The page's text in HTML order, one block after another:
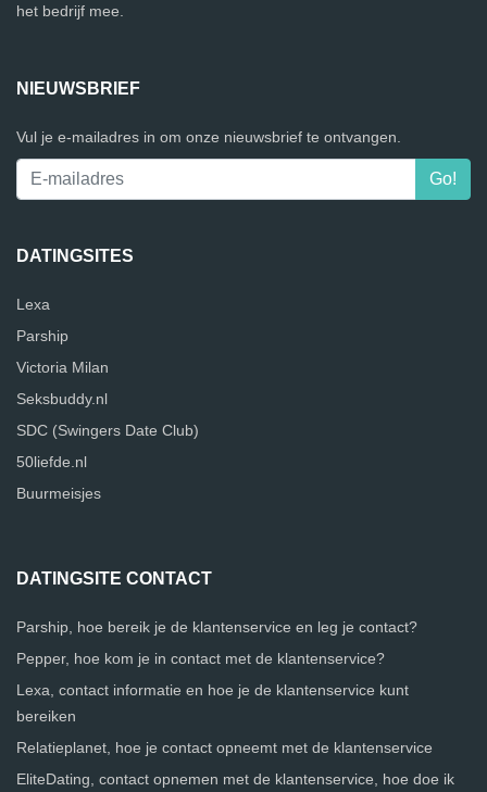
het bedrijf mee.
NIEUWSBRIEF
Vul je e-mailadres in om onze nieuwsbrief te ontvangen.
DATINGSITES
Lexa
Parship
Victoria Milan
Seksbuddy.nl
SDC (Swingers Date Club)
50liefde.nl
Buurmeisjes
DATINGSITE CONTACT
Parship, hoe bereik je de klantenservice en leg je contact?
Pepper, hoe kom je in contact met de klantenservice?
Lexa, contact informatie en hoe je de klantenservice kunt
bereiken
Relatieplanet, hoe je contact opneemt met de klantenservice
EliteDating, contact opnemen met de klantenservice, hoe doe ik